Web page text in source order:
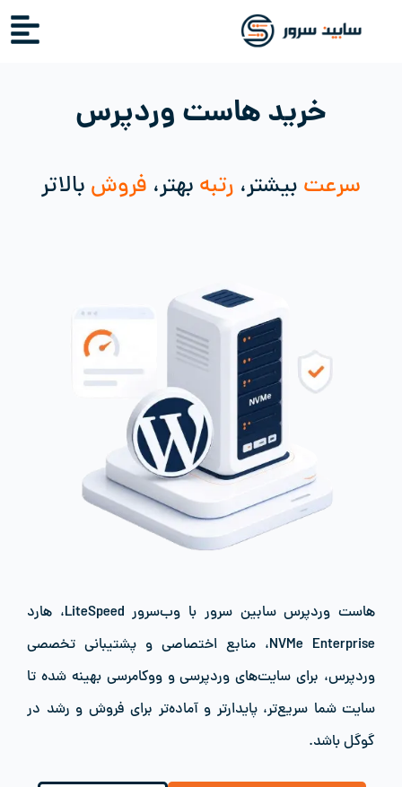
خرید هاست وردپرس
سرعت بیشتر، رتبه بهتر، فروش بالاتر
هاست وردپرس سابین سرور با وب‌سرور LiteSpeed، هارد
NVMe Enterprise، منابع اختصاصی و پشتیبانی تخصصی
وردپرس، برای سایت‌های وردپرسی و ووکامرسی بهینه شده تا
سایت شما سریع‌تر، پایدارتر و آماده‌تر برای فروش و رشد در
گوگل باشد.